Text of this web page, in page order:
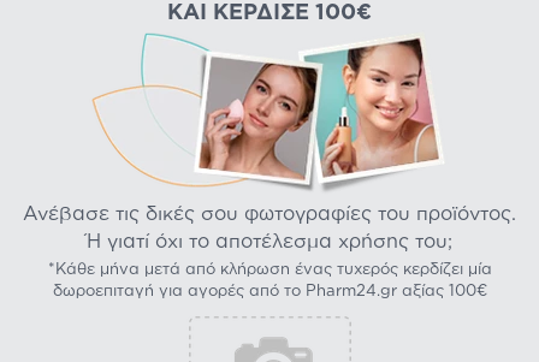
ΚΑΙ ΚΈΡΔΙΣΕ 100€
Ανέβασε τις δικές σου φωτογραφίες του προϊόντος.
Ή γιατί όχι το αποτέλεσμα χρήσης του;
*Κάθε μήνα μετά από κλήρωση ένας τυχερός κερδίζει μία
δωροεπιταγή για αγορές από το Pharm24.gr αξίας 100€